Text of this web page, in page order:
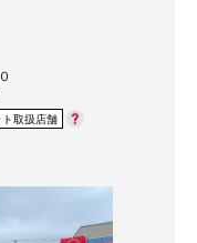
取扱店舗